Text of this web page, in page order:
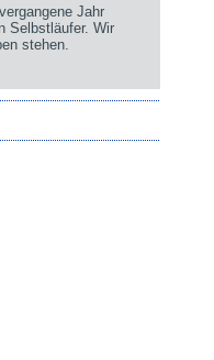
Jahr
Selbstläufer. Wir
stehen.